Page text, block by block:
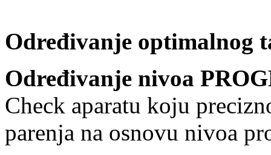
Određivanje optimalnog
Određivanje nivoa
Check aparatu koju
parenja na osnovu nivoa